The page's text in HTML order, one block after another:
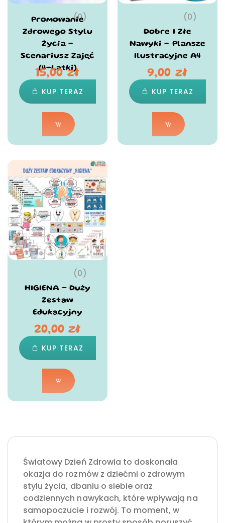
(0)
Promowanie
Zdrowego Stylu
Życia –
Scenariusz Zajęć
(4-Latki)
15,00zł
KUP TERAZ
(0)
Dobre I Złe
Nawyki – Plansze
Ilustracyjne A4
9,00 zł
KUP TERAZ
(0)
HIGIENA – Duży
Zestaw
Edukacyjny
20,00zł
KUP TERAZ
Światowy Dzień Zdrowia to doskonała
okazja do rozmów z dziećmi o zdrowym
stylu życia, dbaniu o siebie oraz
codziennych nawykach, które wpływają na
samopoczucie i rozwój. To moment, w